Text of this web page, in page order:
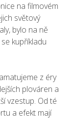
na filmovém
světový
bylo na ně
kupříkladu
z éry
plováren a
vzestup. Od té
a efekt mají